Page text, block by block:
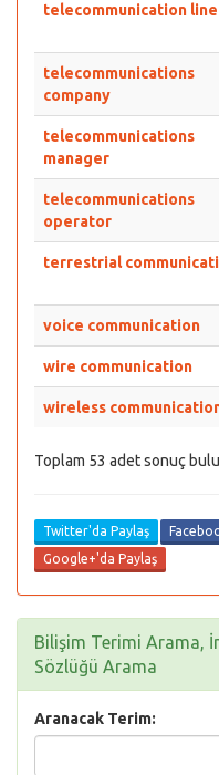
telecommunication line
telecommunications
company
telecommunications
manager
telecommunications
operator
terrestrial
voice communication
wire communication
wireless
Toplam 53 adet sonuç
Twitter'da Paylaş
Google+'da Paylaş
Bilişim Terimi Arama,
Sözlüğü Arama
Aranacak Terim: